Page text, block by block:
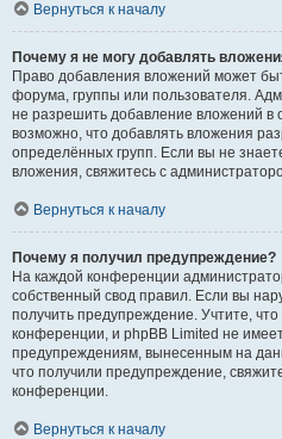
Вернуться к началу
Почему я не могу добавлять
Право добавления вложений может
форума, группы или пользователя.
не разрешить добавление вложений в
возможно, что добавлять вложения
определённых групп. Если вы не
вложения, свяжитесь с
Вернуться к началу
Почему я получил предупреждение?
На каждой конференции
собственный свод правил. Если вы
получить предупреждение. Учтите,
конференции, и phpBB Limited не
предупреждениям, вынесенным на
что получили предупреждение,
конференции.
Вернуться к началу